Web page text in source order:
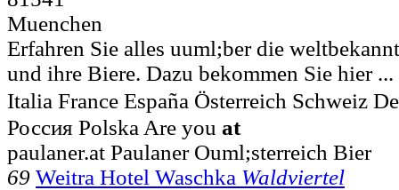
Muenchen
Erfahren Sie alles uuml;ber die
und ihre Biere. Dazu bekommen Sie hier
Italia France España Österreich Schweiz
Россия Polska Are you at
paulaner.at Paulaner Ouml;sterreich Bier
69 Weitra Hotel Waschka Waldviertel